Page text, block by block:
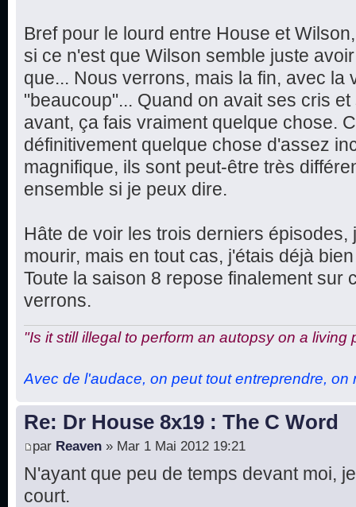
Bref pour le lourd entre House et
si ce n'est que Wilson semble juste
que... Nous verrons, mais la fin, avec la
"beaucoup"... Quand on avait ses cris
avant, ça fais vraiment quelque chose.
définitivement quelque chose d'assez
magnifique, ils sont peut-être très
ensemble si je peux dire.
Hâte de voir les trois derniers
mourir, mais en tout cas, j'étais déjà
Toute la saison 8 repose finalement sur
verrons.
"Is it still illegal to perform an autopsy on a living
Avec de l'audace, on peut tout entreprendre, on
Re: Dr House 8x19 : The C Word
par Reaven » Mar 1 Mai 2012 19:21
N'ayant que peu de temps devant moi,
court.